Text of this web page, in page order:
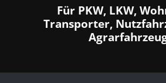
Für PKW, LKW,
Transporter,